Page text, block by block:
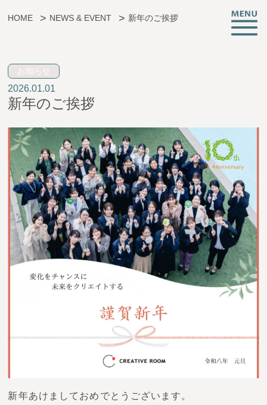
CREATIVE ROOMとは
施設情報
支援サービス
託児・子育て支援
起業相談・支援
オフィス支援
イベント・お知らせ
アクセス
お問い合わせ
HOME NEWS & EVENT 新年のご挨拶
お知らせ
2026.01.01
新年のご挨拶
新年あけましておめでとうございます。